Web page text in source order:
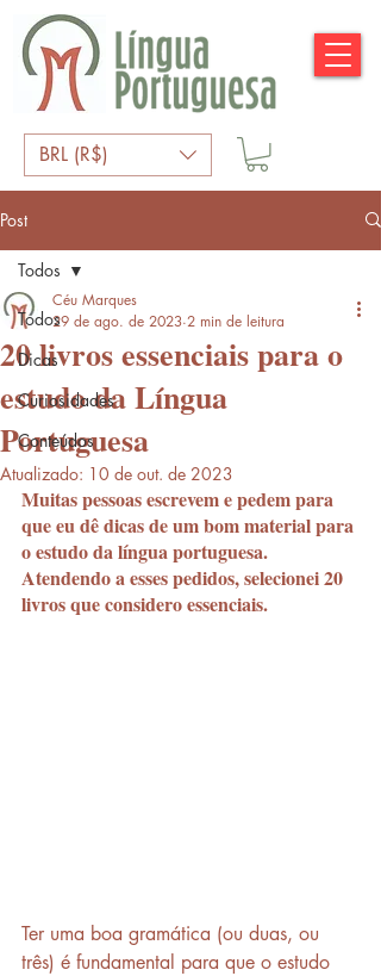
BRL (R$)
Post
Todos
Dicas
Curiosidades
Conteúdos
Todos
20 livros essenciais para o
estudo da Língua
Portuguesa​
Céu Marques
29 de ago. de 2023 2 min de leitura
Atualizado: 10 de out. de 2023
Muitas pessoas escrevem e pedem para
que eu dê dicas de um bom material para
o estudo da língua portuguesa.
Atendendo a esses pedidos, selecionei 20
livros que considero essenciais.
Ter uma boa gramática (ou duas, ou
três) é fundamental para que o estudo